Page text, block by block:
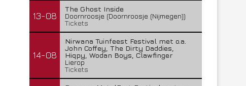
13-08
The Ghost Inside
Doornroosje (Doornroosje (Nijmegen))
Tickets
14-08
Nirwana Tuinfeest Festival met o.a.
John Coffey, The Dirty Daddies,
Hiqpy, Wodan Boys, Clawfinger
Lierop
Tickets